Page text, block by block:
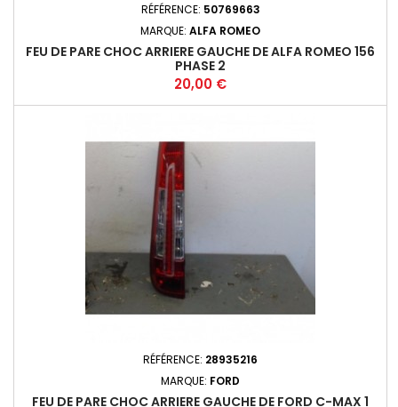
RÉFÉRENCE: 50769663
MARQUE: ALFA ROMEO
FEU DE PARE CHOC ARRIERE GAUCHE DE ALFA ROMEO 156
PHASE 2
Prix
20,00 €
RÉFÉRENCE: 28935216
MARQUE: FORD
FEU DE PARE CHOC ARRIERE GAUCHE DE FORD C-MAX 1